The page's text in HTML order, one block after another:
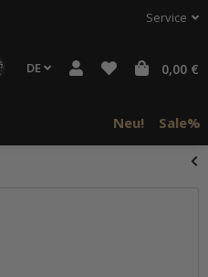
Service
DE 0,00 €
Neu! Sale%